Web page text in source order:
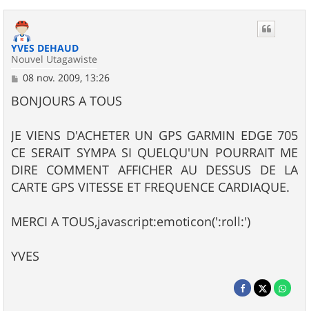
YVES DEHAUD
Nouvel Utagawiste
M
s
s
g
e
08 nov. 2009, 13:26
BONJOURS A TOUS
JE VIENS D'ACHETER UN GPS GARMIN EDGE 705
CE SERAIT SYMPA SI QUELQU'UN POURRAIT ME
DIRE COMMENT AFFICHER AU DESSUS DE LA
CARTE GPS VITESSE ET FREQUENCE CARDIAQUE.
MERCI A TOUS,javascript:emoticon(':roll:')
YVES